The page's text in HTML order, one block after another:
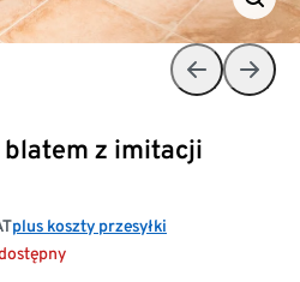
blatem z imitacji
plus koszty przesyłki